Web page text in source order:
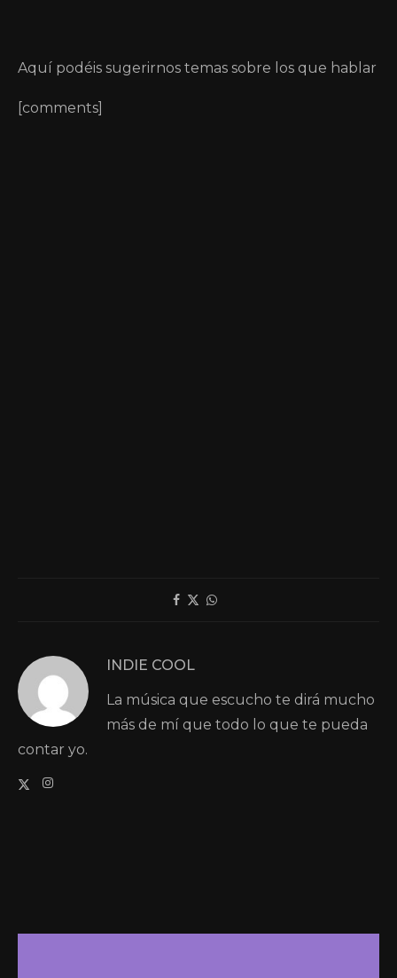
Aquí podéis sugerirnos temas sobre los que hablar
[comments]
INDIE COOL
La música que escucho te dirá mucho
más de mí que todo lo que te pueda
contar yo.